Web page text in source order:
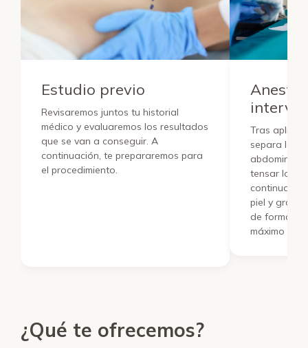
Estudio previo
Revisaremos juntos tu historial
médico y evaluaremos los resultados
que se van a conseguir. A
continuación, te prepararemos para
el procedimiento.
Tras aplicar
separa la
abdominal
tensar los
piel y grasa
de forma
máximo la
¿Qué te ofrecemos?